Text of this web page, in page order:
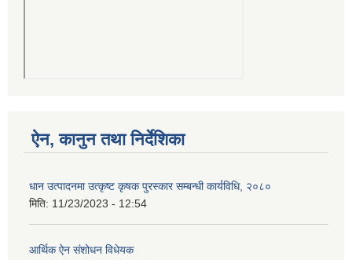
ऐन, कानुन तथा निर्देशिका
धान उत्पादनमा उत्कृष्ट कृषक पुरस्कार सम्बन्धी कार्यविधि, २०८०
मिति: 11/23/2023 - 12:54
आर्थिक ऐन संशोधन विधेयक